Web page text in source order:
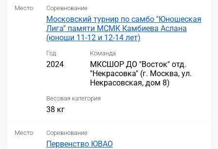
Место Соревнование
Московский турнир по самбо "Юношеская
Лига" памяти МСМК Камбиева Аслана
(юноши 11-12 и 12-14 лет)
Год
2024
Команда
МКСШОР ДО "Восток" отд.
"Некрасовка" (г. Москва, ул.
Некрасовская, дом 8)
Весовая категория
38 кг
Место Соревнование
Первенство ЮВАО